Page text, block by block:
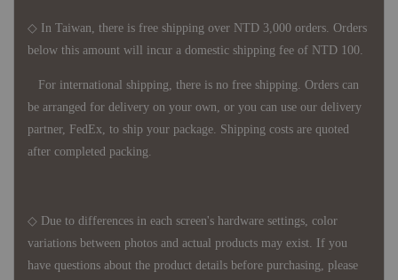
◇ In Taiwan, there is free shipping over NTD 3,000 orders. Orders
below this amount will incur a domestic shipping fee of NTD 100.
For international shipping, there is no free shipping. Orders can
be arranged for delivery on your own, or you can use our delivery
partner, FedEx, to ship your package. Shipping costs are quoted
after completed packing.
◇ Due to differences in each screen's hardware settings, color
variations between photos and actual products may exist. If you
have questions about the product details before purchasing, please